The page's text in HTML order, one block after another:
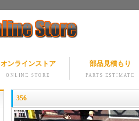
オンラインストア
ONLINE STORE
部品見積もり
PARTS ESTIMATE
356